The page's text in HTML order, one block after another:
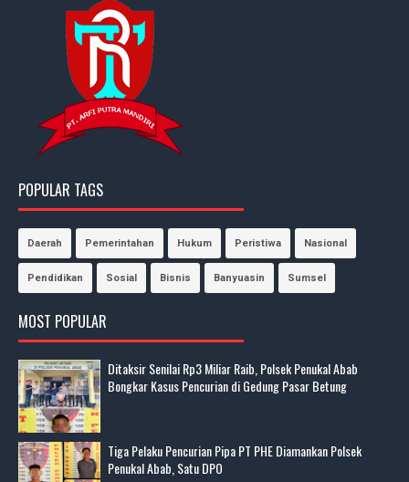
POPULAR TAGS
Daerah Pemerintahan Hukum Peristiwa Nasional
Pendidikan Sosial Bisnis Banyuasin Sumsel
MOST POPULAR
Ditaksir Senilai Rp3 Miliar Raib, Polsek Penukal Abab
Bongkar Kasus Pencurian di Gedung Pasar Betung
Tiga Pelaku Pencurian Pipa PT PHE Diamankan Polsek
Penukal Abab, Satu DPO